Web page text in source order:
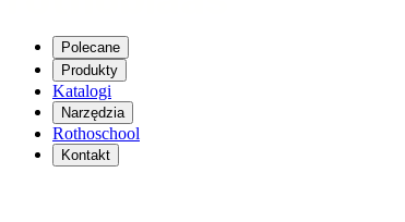
Polecane
Produkty
Katalogi
Narzędzia
Rothoschool
Kontakt